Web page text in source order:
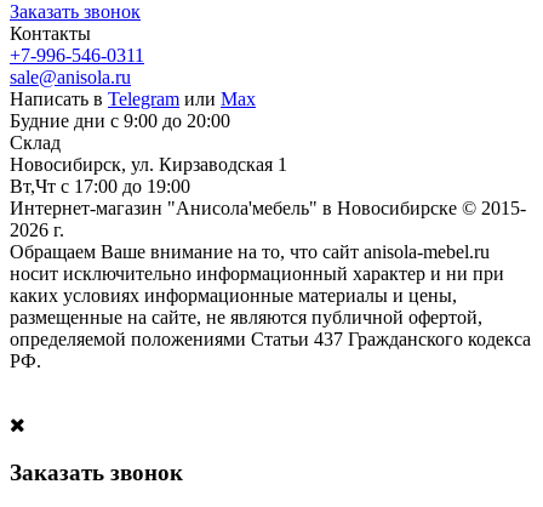
Заказать звонок
Контакты
+7-996-546-0311
sale@anisola.ru
Написать в Telegram или Max
Будние дни с 9:00 до 20:00
Склад
Новосибирск, ул. Кирзаводская 1
Вт,Чт с 17:00 до 19:00
Интернет-магазин "Анисола'мебель" в Новосибирске © 2015-
2026 г.
Обращаем Ваше внимание на то, что сайт anisola-mebel.ru
носит исключительно информационный характер и ни при
каких условиях информационные материалы и цены,
размещенные на сайте, не являются публичной офертой,
определяемой положениями Статьи 437 Гражданского кодекса
РФ.
Заказать звонок